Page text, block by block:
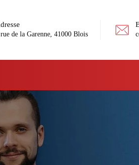
de la Garenne, 41000 Blois